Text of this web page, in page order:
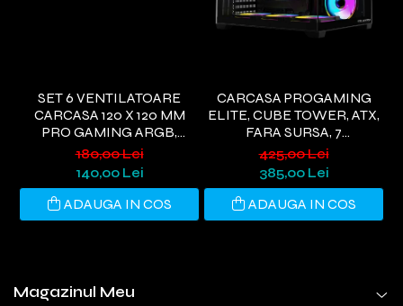
SET 6 VENTILATOARE
CARCASA 120 X 120 MM
PRO GAMING ARGB,
CONTROLLER PWM,
TELECOMANDA
180,00 Lei
140,00 Lei
ADAUGA IN COS
CARCASA PROGAMING
ELITE, CUBE TOWER, ATX,
FARA SURSA, 7
VENTILATOARE ARGB,
NEGRU
425,00 Lei
385,00 Lei
ADAUGA IN COS
Magazinul Meu